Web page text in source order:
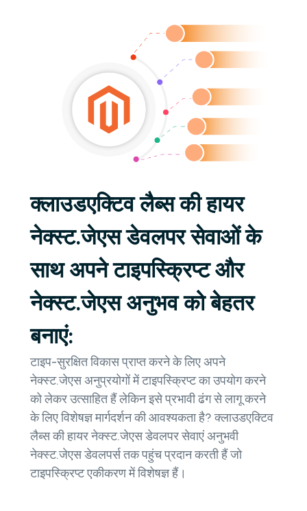
क्लाउडएक्टिव लैब्स की हायर
नेक्स्ट.जेएस डेवलपर सेवाओं के
साथ अपने टाइपस्क्रिप्ट और
नेक्स्ट.जेएस अनुभव को बेहतर
बनाएं:
टाइप-सुरक्षित विकास प्राप्त करने के लिए अपने
नेक्स्ट.जेएस अनुप्रयोगों में टाइपस्क्रिप्ट का उपयोग करने
को लेकर उत्साहित हैं लेकिन इसे प्रभावी ढंग से लागू करने
के लिए विशेषज्ञ मार्गदर्शन की आवश्यकता है? क्लाउडएक्टिव
लैब्स की हायर नेक्स्ट.जेएस डेवलपर सेवाएं अनुभवी
नेक्स्ट.जेएस डेवलपर्स तक पहुंच प्रदान करती हैं जो
टाइपस्क्रिप्ट एकीकरण में विशेषज्ञ हैं।